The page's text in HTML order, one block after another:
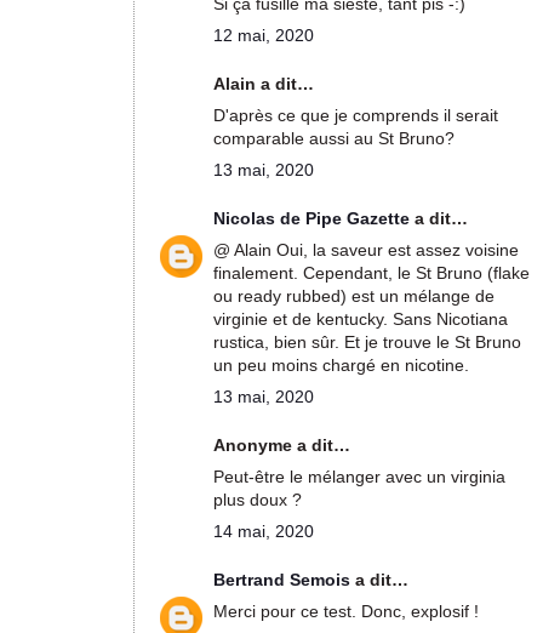
Si ça fusille ma sieste, tant pis -:)
12 mai, 2020
Alain a dit…
D'après ce que je comprends il serait
comparable aussi au St Bruno?
13 mai, 2020
Nicolas de Pipe Gazette a dit…
@ Alain Oui, la saveur est assez voisine
finalement. Cependant, le St Bruno (flake
ou ready rubbed) est un mélange de
virginie et de kentucky. Sans Nicotiana
rustica, bien sûr. Et je trouve le St Bruno
un peu moins chargé en nicotine.
13 mai, 2020
Anonyme a dit…
Peut-être le mélanger avec un virginia
plus doux ?
14 mai, 2020
Bertrand Semois a dit…
Merci pour ce test. Donc, explosif !